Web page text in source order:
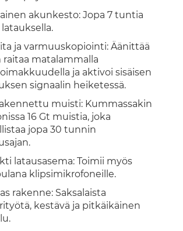
akunkesto: Jopa 7 tuntia
ja varmuuskopiointi: Äänittää
raitaa matalammalla
ja aktivoi sisäisen
signaalin heiketessä.
muisti: Kummassakin
16 Gt muistia, joka
jopa 30 tunnin
latausasema: Toimii myös
klipsimikrofoneille.
rakenne: Saksalaista
kestävä ja pitkäikäinen